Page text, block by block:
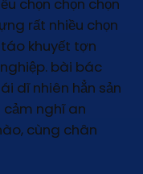
rất nhiều chọn
khuyết tợn
bài bác
dĩ nhiên hẳn sản
nghĩ an
cùng chân